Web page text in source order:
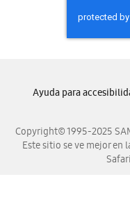
Copyright© 1995-2025
Este sitio se ve mejor en
Ayuda para